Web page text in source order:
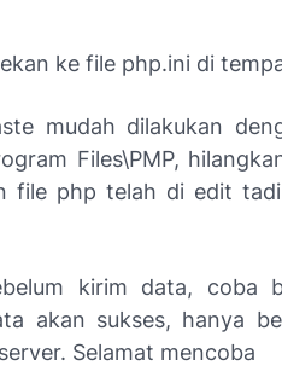
ke file php.ini di
mudah dilakukan
Files\PMP,
file php telah di edit
kirim data, coba
akan sukses, hanya
Selamat mencoba